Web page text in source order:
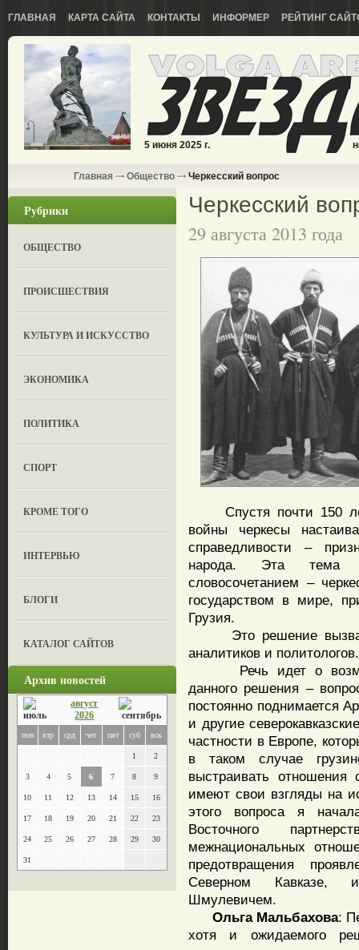
ГЛАВНАЯ КАРТА САЙТА КОНТАКТЫ ИНФОРМЕР РЕЙТИНГ
5 июня 2025 г.
Главная Общество Черкесский вопрос
Рубрики
ОБЩЕСТВО
ПРОИСШЕСТВИЯ
КУЛЬТУРА И ИСКУССТВО
ЭКОНОМИКА
ПОЛИТИКА
СПОРТ
КРОМЕ ТОГО
ИНТЕРВЬЮ
БЛОГИ
КАТАЛОГ САЙТОВ
Архив новостей
август
2026
пон втр срд чет пят суб вск
1 2
3 4 5 6 7 8 9
10 11 12 13 14 15 16
17 18 19 20 21 22 23
24 25 26 27 28 29 30
31
Черкесский
29 августа 2013 года
Спустя почти 150 лет
войны черкесы
справедливости –
народа. Эта тема
словосочетанием –
государством в мире,
Грузия.
Это решение
аналитиков и политологов.
Речь идет о
данного решения –
постоянно поднимается
и другие
частности в Европе,
в таком случае
выстраивать
имеют свои взгляды на
этого вопроса я
Восточного
межнациональных
предотвращения
Северном Кавказе,
Шмулевичем.
Ольга Мальбахова:
хотя и ожидаемого